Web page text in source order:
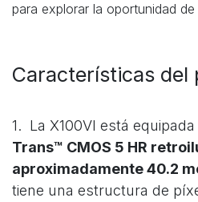
para explorar la oportunidad de
Características del
1. La X100VI está
Trans™ CMOS 5 HR
aproximadamente 40.2
tiene una estructura de